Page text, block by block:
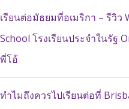
เรียนต่อมัธยมที่อเมริกา – รีวิ
School โรงเรียนประจำในรัฐ
พี่โอ้
ทำไมถึงควรไปเรียนต่อที่